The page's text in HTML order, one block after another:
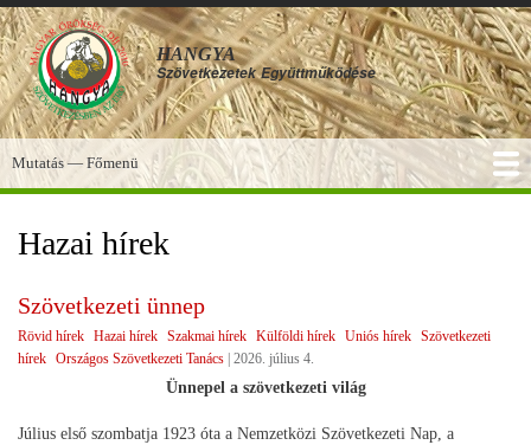
Ugrás
a
tartalomra
HANGYA
Szövetkezetek Együttműködése
Főmenü
Mutatás — Főmenü
Hazai hírek
Szövetkezeti ünnep
Rövid hírek Hazai hírek Szakmai hírek Külföldi hírek Uniós hírek Szövetkezeti
hírek Országos Szövetkezeti Tanács 2026. július 4.
Ünnepel a szövetkezeti világ
Július első szombatja 1923 óta a Nemzetközi Szövetkezeti Nap, a